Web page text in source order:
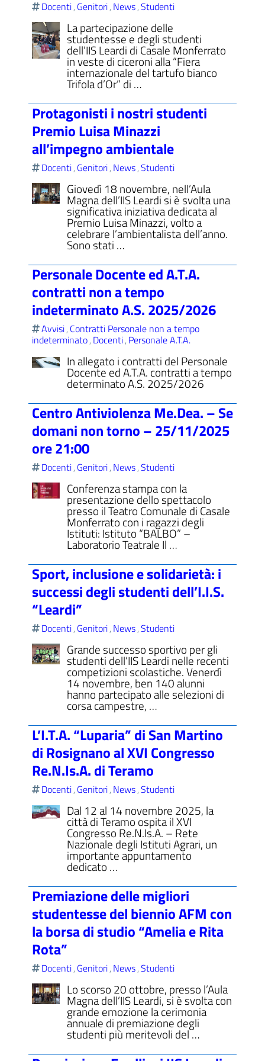
del sito
Docenti, Genitori, News,Studenti
La partecipazione delle
studentesse e degli studenti
dell’IIS Leardi di Casale Monferrato
in veste di ciceroni alla “Fiera
internazionale del tartufo bianco
Trifola d’Or” di …
Protagonisti i nostri studenti
Premio Luisa Minazzi
all’impegno ambientale
Docenti, Genitori, News,Studenti
Giovedì 18 novembre, nell’Aula
Magna dell’IIS Leardi si è svolta una
significativa iniziativa dedicata al
Premio Luisa Minazzi, volto a
celebrare l’ambientalista dell’anno.
Sono stati …
Personale Docente ed A.T.A.
contratti non a tempo
indeterminato A.S. 2025/2026
Avvisi, Contratti Personale non a tempo
indeterminato, Docenti, Personale A.T.A.
In allegato i contratti del Personale
Docente ed A.T.A. contratti a tempo
determinato A.S. 2025/2026
Centro Antiviolenza Me.Dea. – Se
domani non torno – 25/11/2025
ore 21:00
Docenti, Genitori, News,Studenti
Conferenza stampa con la
presentazione dello spettacolo
presso il Teatro Comunale di Casale
Monferrato con i ragazzi degli
Istituti: Istituto “BALBO” –
Laboratorio Teatrale Il …
Sport, inclusione e solidarietà: i
successi degli studenti dell’I.I.S.
“Leardi”
Docenti, Genitori, News,Studenti
Grande successo sportivo per gli
studenti dell’IIS Leardi nelle recenti
competizioni scolastiche. Venerdì
14 novembre, ben 140 alunni
hanno partecipato alle selezioni di
corsa campestre, …
L’I.T.A. “Luparia” di San Martino
di Rosignano al XVI Congresso
Re.N.Is.A. di Teramo
Docenti, Genitori, News,Studenti
Dal 12 al 14 novembre 2025, la
città di Teramo ospita il XVI
Congresso Re.N.Is.A. – Rete
Nazionale degli Istituti Agrari, un
importante appuntamento
dedicato …
Premiazione delle migliori
studentesse del biennio AFM con
la borsa di studio “Amelia e Rita
Rota”
Docenti, Genitori, News,Studenti
Lo scorso 20 ottobre, presso l’Aula
Magna dell’IIS Leardi, si è svolta con
grande emozione la cerimonia
annuale di premiazione degli
studenti più meritevoli del …